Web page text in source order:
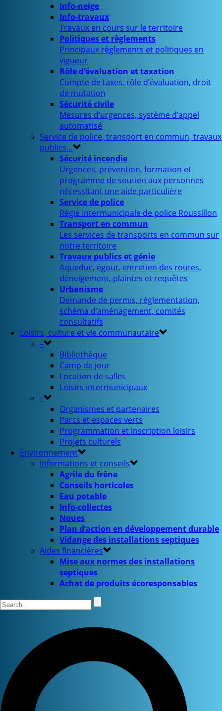
Info-neige
Info-travaux
Travaux en cours sur le territoire
Politiques et règlements
Principaux règlements et politiques en
vigueur
Rôle d’évaluation et taxation
Compte de taxes, rôle d’évaluation, droit
de mutation
Sécurité civile
Mesures d’urgences, système d’appel
automatisé
Service de police, transport en commun, travaux
publics…
Sécurité incendie
Urgences, prévention, formation et
programme de soutien aux personnes
nécessitant une aide particulière
Service de police
Régie Intermunicipale de police Roussillon
Transport en commun
Les services de transports en commun sur
notre territoire
Travaux publics et génie
Aqueduc, égout, entretien des routes,
déneigement, plaintes et requêtes
Urbanisme
Demande de permis, réglementation,
schéma d’aménagement, comités
consultatifs
Loisirs, culture et vie communautaire
–
Bibliothèque
Camp de jour
Location de salles
Loisirs intermunicipaux
–
Organismes et partenaires
Parcs et espaces verts
Programmation et inscription loisirs
Projets culturels
Environnement
Informations et conseils
Agrile du frêne
Conseils horticoles
Eau potable
Info-collectes
Noues
Plan d’action en développement durable
Vidange des installations septiques
Aides financières
Mise aux normes des installations
septiques
Achat de produits écoresponsables